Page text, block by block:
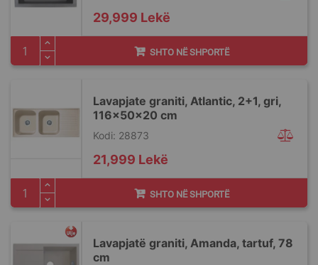
29,999 Lekë
SHTO NË SHPORTË
Lavapjate graniti, Atlantic, 2+1, gri,
116x50x20 cm
Kodi: 28873
21,999 Lekë
SHTO NË SHPORTË
Lavapjatë graniti, Amanda, tartuf, 78
cm